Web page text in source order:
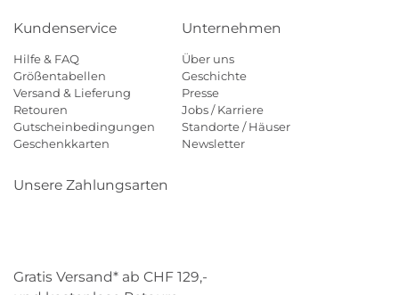
Kundenservice
Hilfe & FAQ
Größentabellen
Versand & Lieferung
Retouren
Gutscheinbedingungen
Geschenkkarten
Unternehmen
Über uns
Geschichte
Presse
Jobs / Karriere
Standorte / Häuser
Newsletter
Unsere Zahlungsarten
Gratis Versand* ab CHF 129,-